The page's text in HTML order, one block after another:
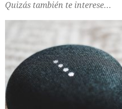
Quizás también te interese...